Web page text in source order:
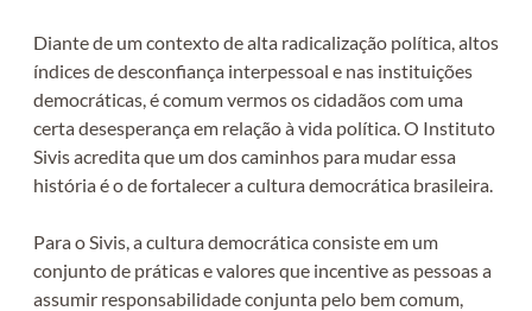
Diante de um contexto de alta radicalização política, altos
índices de desconfiança interpessoal e nas instituições
democráticas, é comum vermos os cidadãos com uma
certa desesperança em relação à vida política. O Instituto
Sivis acredita que um dos caminhos para mudar essa
história é o de fortalecer a cultura democrática brasileira.
Para o Sivis, a cultura democrática consiste em um
conjunto de práticas e valores que incentive as pessoas a
assumir responsabilidade conjunta pelo bem comum,